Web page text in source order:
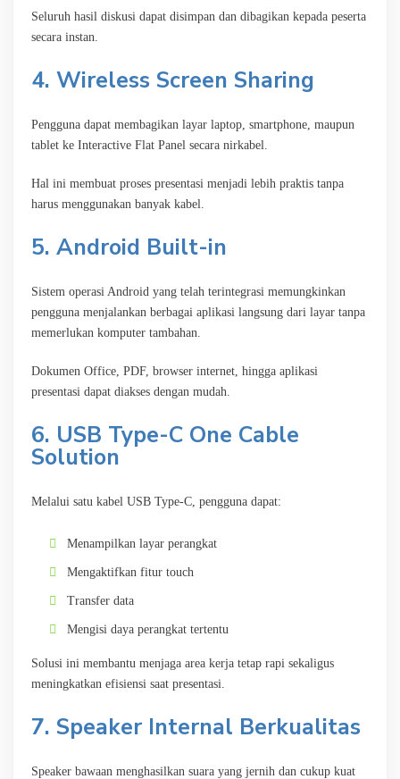
Seluruh hasil diskusi dapat disimpan dan dibagikan kepada peserta
secara instan.
4. Wireless Screen Sharing
Pengguna dapat membagikan layar laptop, smartphone, maupun
tablet ke Interactive Flat Panel secara nirkabel.
Hal ini membuat proses presentasi menjadi lebih praktis tanpa
harus menggunakan banyak kabel.
5. Android Built-in
Sistem operasi Android yang telah terintegrasi memungkinkan
pengguna menjalankan berbagai aplikasi langsung dari layar tanpa
memerlukan komputer tambahan.
Dokumen Office, PDF, browser internet, hingga aplikasi
presentasi dapat diakses dengan mudah.
6. USB Type-C One Cable
Solution
Melalui satu kabel USB Type-C, pengguna dapat:
Menampilkan layar perangkat
Mengaktifkan fitur touch
Transfer data
Mengisi daya perangkat tertentu
Solusi ini membantu menjaga area kerja tetap rapi sekaligus
meningkatkan efisiensi saat presentasi.
7. Speaker Internal Berkualitas
Speaker bawaan menghasilkan suara yang jernih dan cukup kuat